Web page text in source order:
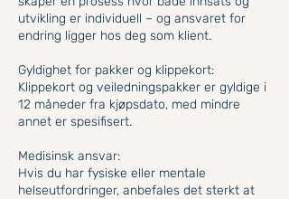
utvikling er individuell – og ansvaret for
endring ligger hos deg som klient.
Gyldighet for pakker og klippekort:
Klippekort og veiledningspakker er gyldige i
12 måneder fra kjøpsdato, med mindre
annet er spesifisert.
Medisinsk ansvar:
Hvis du har fysiske eller mentale
helseutfordringer, anbefales det sterkt at